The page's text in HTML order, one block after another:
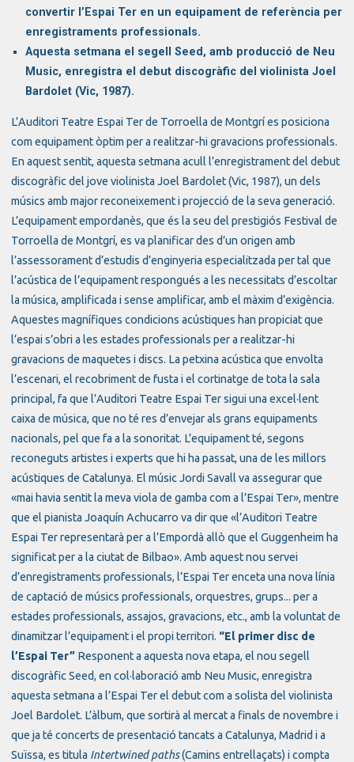
convertir l’Espai Ter en un equipament de referència per
enregistraments professionals.
Aquesta setmana el segell Seed, amb producció de Neu
Music, enregistra el debut discogràfic del violinista Joel
Bardolet (Vic, 1987).
L’Auditori Teatre Espai Ter de Torroella de Montgrí es posiciona
com equipament òptim per a realitzar-hi gravacions professionals.
En aquest sentit, aquesta setmana acull l’enregistrament del debut
discogràfic del jove violinista Joel Bardolet (Vic, 1987), un dels
músics amb major reconeixement i projecció de la seva generació.
L’equipament empordanès, que és la seu del prestigiós Festival de
Torroella de Montgrí, es va planificar des d’un origen amb
l’assessorament d’estudis d’enginyeria especialitzada per tal que
l’acústica de l’equipament respongués a les necessitats d’escoltar
la música, amplificada i sense amplificar, amb el màxim d’exigència.
Aquestes magnífiques condicions acústiques han propiciat que
l’espai s’obri a les estades professionals per a realitzar-hi
gravacions de maquetes i discs. La petxina acústica que envolta
l’escenari, el recobriment de fusta i el cortinatge de tota la sala
principal, fa que l’Auditori Teatre Espai Ter sigui una excel·lent
caixa de música, que no té res d’envejar als grans equipaments
nacionals, pel que fa a la sonoritat. L’equipament té, segons
reconeguts artistes i experts que hi ha passat, una de les millors
acústiques de Catalunya. El músic Jordi Savall va assegurar que
«mai havia sentit la meva viola de gamba com a l’Espai Ter», mentre
que el pianista Joaquín Achucarro va dir que «l’Auditori Teatre
Espai Ter representarà per a l’Empordà allò que el Guggenheim ha
significat per a la ciutat de Bilbao». Amb aquest nou servei
d’enregistraments professionals, l’Espai Ter enceta una nova línia
de captació de músics professionals, orquestres, grups... per a
estades professionals, assajos, gravacions, etc., amb la voluntat de
dinamitzar l’equipament i el propi territori. “El primer disc de
l’Espai Ter” Responent a aquesta nova etapa, el nou segell
discogràfic Seed, en col·laboració amb Neu Music, enregistra
aquesta setmana a l’Espai Ter el debut com a solista del violinista
Joel Bardolet. L’àlbum, que sortirà al mercat a finals de novembre i
que ja té concerts de presentació tancats a Catalunya, Madrid i a
Suïssa, es titula Intertwined paths(Camins entrellaçats) i compta